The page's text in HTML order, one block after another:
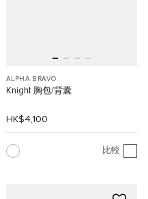
ALPHA BRAVO
Knight 胸包/背囊
HK$4,100
比較